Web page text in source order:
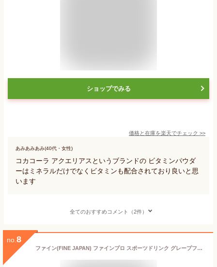
ショップでみる
価格と在庫を楽天でチェック >>
あみあみあみ(40代・女性)
コカコーラ アクエリアスというブランドの ビタミンパウダ
ーはミネラルだけでなくビタミンも配合されており良いと思
います
全てのおすすめコメント（2件）
no. 8
ファイン(FINE JAPAN) ファインプロ スポーツドリンク グレープフルーツ風味 粉末タイプ 500mLペットボトル用 10袋入 国内生産×3個セット